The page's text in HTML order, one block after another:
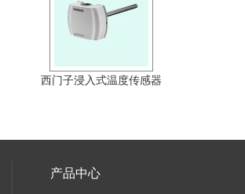
西门子浸入式温度传感器
产品中心